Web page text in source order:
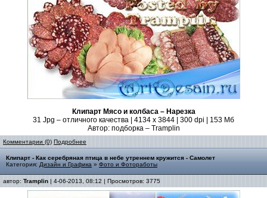
Клипарт Мясо и колбаса – Нарезка
31 Jpg – отличного качества | 4134 x 3844 | 300 dpi | 153 Мб
Автор: подборка – Tramplin
Комментарии (0) Подробнее
Клипарт - Как серебряная птица в небе утреннем кружится - Самолет
Категория: Дизайн и Графика » Фото и Фотоработы
автор: Tramplin | 4-06-2013, 08:12 | Просмотров: 3775